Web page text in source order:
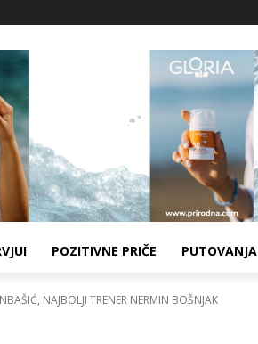
POZITIVNE PRIČE PUTOVANJA
NAJBOLJI TRENER NERMIN BOŠNJAK